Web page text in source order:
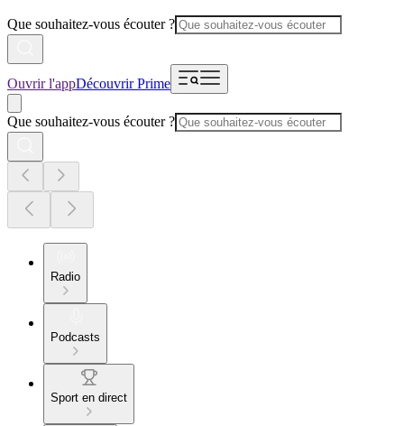
Que souhaitez-vous écouter ?
Ouvrir l'appDécouvrir Prime
Que souhaitez-vous écouter ?
Radio
Podcasts
Sport en direct